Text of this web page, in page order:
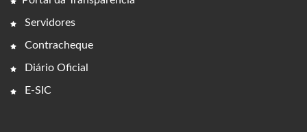
Servidores
Contracheque
Diário Oficial
E-SIC